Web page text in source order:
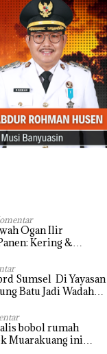
Ogan Ilir
Kering &
Sumsel Di Yayasan
Batu Jadi Wadah
Aspirasi di
bobol rumah
Muarakuang ini